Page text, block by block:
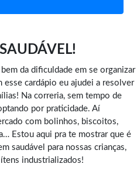
da dificuldade em se organizar
cardápio eu ajudei a resolver
Na correria, sem tempo de
por praticidade. Aí
com bolinhos, biscoitos,
Estou aqui pra te mostrar que é
saudável para nossas crianças,
industrializados!